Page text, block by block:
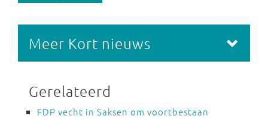
Meer Kort nieuws
Gerelateerd
FDP vecht in Saksen om voortbestaan